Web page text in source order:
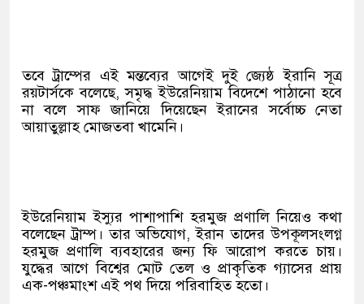
তবে ট্রাম্পের এই মন্তব্যের আগেই দুই জ্যেষ্ঠ ইরানি সূত্র
রয়টার্সকে বলেছে, সমৃদ্ধ ইউরেনিয়াম বিদেশে পাঠানো হবে
না বলে সাফ জানিয়ে দিয়েছেন ইরানের সর্বোচ্চ নেতা
আয়াতুল্লাহ মোজতবা খামেনি।
ইউরেনিয়াম ইস্যুর পাশাপাশি হরমুজ প্রণালি নিয়েও কথা
বলেছেন ট্রাম্প। তার অভিযোগ, ইরান তাদের উপকূলসংলগ্ন
হরমুজ প্রণালি ব্যবহারের জন্য ফি আরোপ করতে চায়।
যুদ্ধের আগে বিশ্বের মোট তেল ও প্রাকৃতিক গ্যাসের প্রায়
এক-পঞ্চমাংশ এই পথ দিয়ে পরিবাহিত হতো।